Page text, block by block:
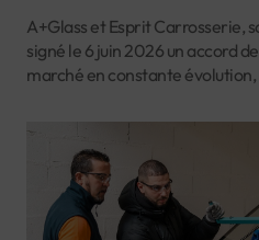
A+Glass et Esprit Carrosserie,
signé le 6 juin 2026 un accord
marché en constante évolution,